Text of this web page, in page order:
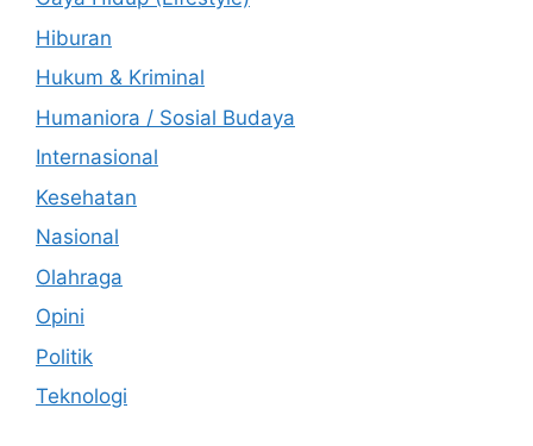
Hiburan
Hukum & Kriminal
Humaniora / Sosial Budaya
Internasional
Kesehatan
Nasional
Olahraga
Opini
Politik
Teknologi